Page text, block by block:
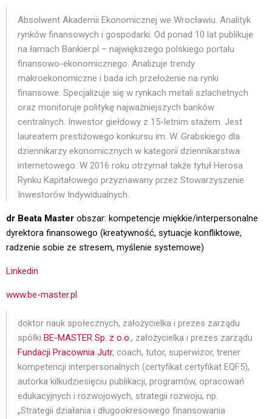
Absolwent Akademii Ekonomicznej we Wrocławiu. Analityk
rynków finansowych i gospodarki. Od ponad 10 lat publikuje
na łamach Bankier.pl – największego polskiego portalu
finansowo-ekonomicznego. Analizuje trendy
makroekonomiczne i bada ich przełożenie na rynki
finansowe. Specjalizuje się w rynkach metali szlachetnych
oraz monitoruje politykę najważniejszych banków
centralnych. Inwestor giełdowy z 15-letnim stażem. Jest
laureatem prestiżowego konkursu im. W. Grabskiego dla
dziennikarzy ekonomicznych w kategorii dziennikarstwa
internetowego. W 2016 roku otrzymał także tytuł Herosa
Rynku Kapitałowego przyznawany przez Stowarzyszenie
Inwestorów Indywidualnych.
dr Beata Master obszar: kompetencje miękkie/interpersonalne
dyrektora finansowego (kreatywność, sytuacje konfliktowe,
radzenie sobie ze stresem, myślenie systemowe)
Linkedin
www.be-master.pl
doktor nauk społecznych, założycielka i prezes zarządu
spółki BE-MASTER Sp. z o.o., założycielka i prezes zarządu
Fundacji Pracownia Jutr, coach, tutor, superwizor, trener
kompetencji interpersonalnych (certyfikat certyfikat EQF5),
autorka kilkudziesięciu publikacji, programów, opracowań
edukacyjnych i rozwojowych, strategii rozwoju, np.
„Strategii działania i długookresowego finansowania